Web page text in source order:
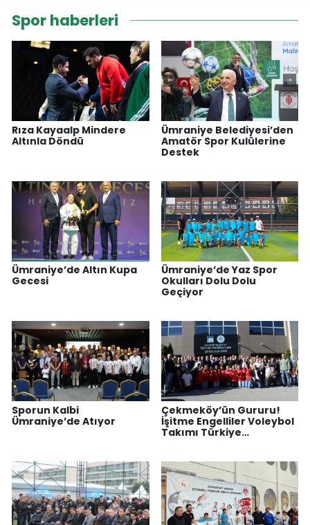
Spor haberleri
Rıza Kayaalp Mindere
Altınla Döndü
Ümraniye Belediyesi’den
Amatör Spor Kulülerine
Destek
Ümraniye’de Altın Kupa
Gecesi
Ümraniye’de Yaz Spor
Okulları Dolu Dolu
Geçiyor
Sporun Kalbi
Ümraniye’de Atıyor
Çekmeköy’ün Gururu!
İşitme Engelliler Voleybol
Takımı Türkiye